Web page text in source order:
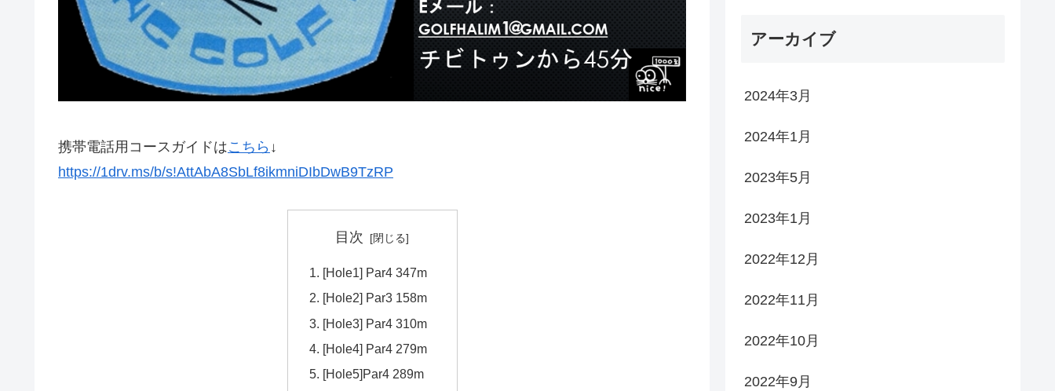
携帯電話用コースガイドはこちら ↓
https://1drv.ms/b/s!AttAbA8SbLf8ikmniDIbDwB9TzRP
目次
[Hole1] Par4 347m
[Hole2] Par3 158m
[Hole3] Par4 310m
[Hole4] Par4 279m
[Hole5]Par4 289m
アーカイブ
2024年3月
2024年1月
2023年5月
2023年1月
2022年12月
2022年11月
2022年10月
2022年9月